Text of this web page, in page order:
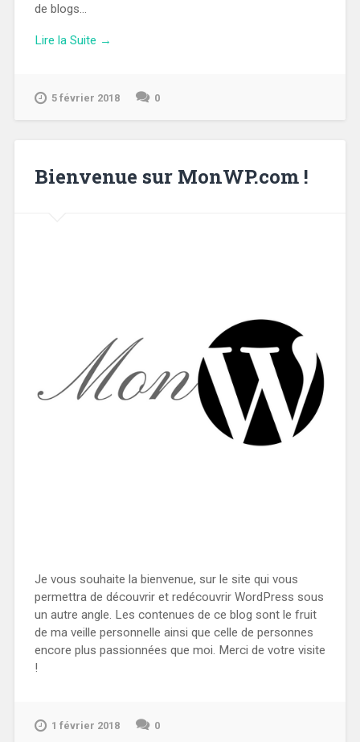
de blogs...
Lire la Suite →
5 février 2018 0
Bienvenue sur MonWP.com !
Je vous souhaite la bienvenue, sur le site qui vous
permettra de découvrir et redécouvrir WordPress sous
un autre angle. Les contenues de ce blog sont le fruit
de ma veille personnelle ainsi que celle de personnes
encore plus passionnées que moi. Merci de votre visite
!
1 février 2018 0